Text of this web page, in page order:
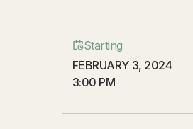
Starting
FEBRUARY 3, 2024
3:00 PM